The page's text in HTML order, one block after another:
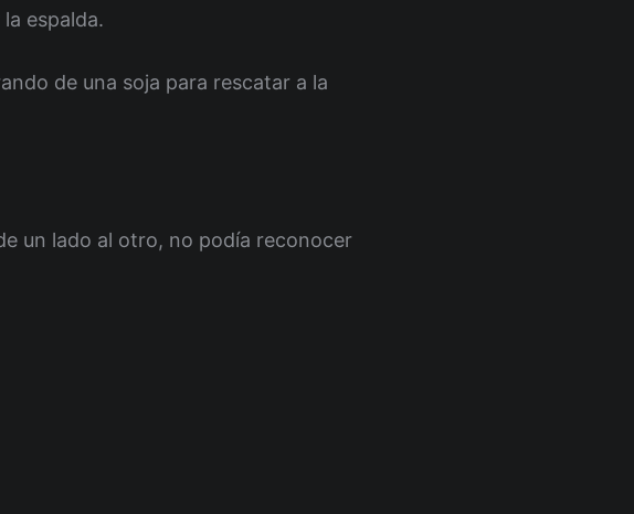
espalda.
de una soja para rescatar a la
un lado al otro, no podía reconocer